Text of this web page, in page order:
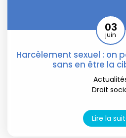
Harcèlement sexuel : on
sans en être la
03
juin
Droit
Lire la